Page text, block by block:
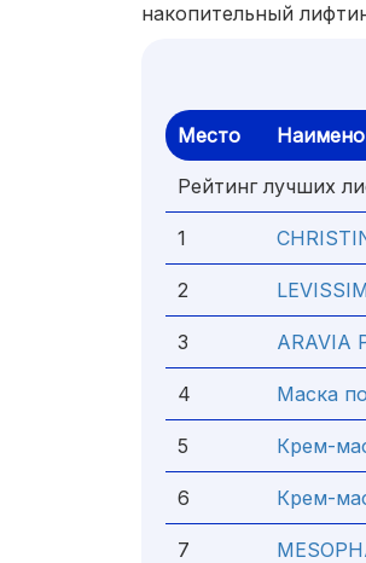
накопительный
Место
Рейтинг лучших
1
2
3 ARAVIA
4 Маска
5 Крем-
6 Крем-
7